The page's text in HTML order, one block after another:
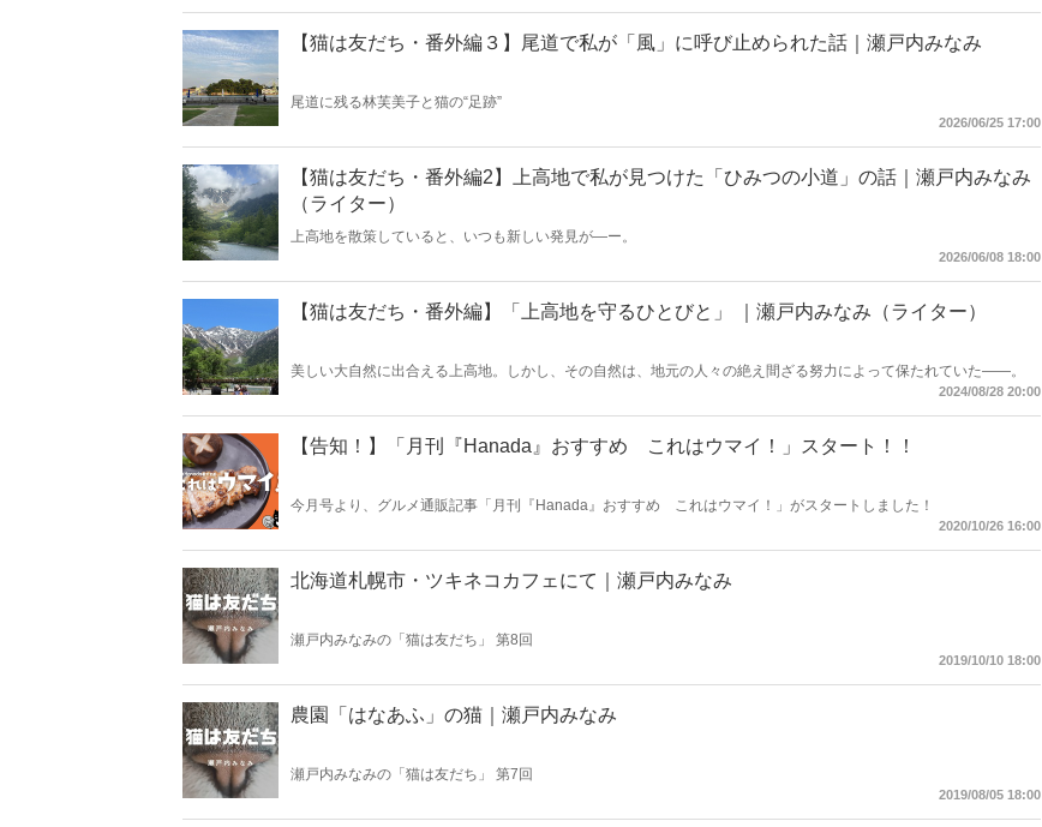
【猫は友だち・番外編３】尾道で私が「風」に呼び止められた話｜瀬戸内みなみ
尾道に残る林芙美子と猫の“足跡”
2026/06/25 17:00
【猫は友だち・番外編2】上高地で私が見つけた「ひみつの小道」の話｜瀬戸内みなみ
（ライター）
上高地を散策していると、いつも新しい発見が―ー。
2026/06/08 18:00
【猫は友だち・番外編】「上高地を守るひとびと」 ｜瀬戸内みなみ（ライター）
美しい大自然に出合える上高地。しかし、その自然は、地元の人々の絶え間ざる努力によって保たれていた――。
2024/08/28 20:00
【告知！】「月刊『Hanada』おすすめ これはウマイ！」スタート！！
今月号より、グルメ通販記事「月刊『Hanada』おすすめ これはウマイ！」がスタートしました！
2020/10/26 16:00
北海道札幌市・ツキネコカフェにて｜瀬戸内みなみ
瀬戸内みなみの「猫は友だち」 第8回
2019/10/10 18:00
農園「はなあふ」の猫｜瀬戸内みなみ
瀬戸内みなみの「猫は友だち」 第7回
2019/08/05 18:00